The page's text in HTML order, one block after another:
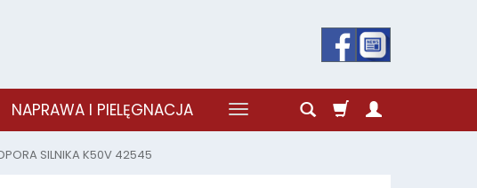
NAPRAWA I PIELĘGNACJA
SILNIKA K50V 42545